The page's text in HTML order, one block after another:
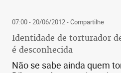
07:00 - 20/06/2012- Compartilhe
Identidade de torturador
é desconhecida
Não se sabe ainda quem